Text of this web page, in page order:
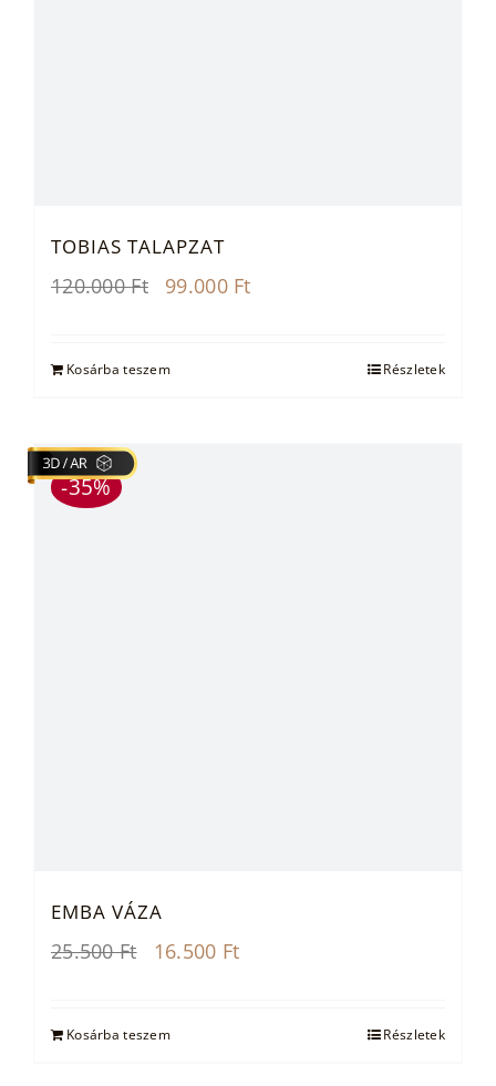
TOBIAS TALAPZAT
120.000Ft
Original
120.000 Ft.
99.000 Ft
Kosárba teszem Részletek
-35%
EMBA VÁZA
25.500Ft
Original
25.500 Ft.
16.500 Ft
Kosárba teszem Részletek